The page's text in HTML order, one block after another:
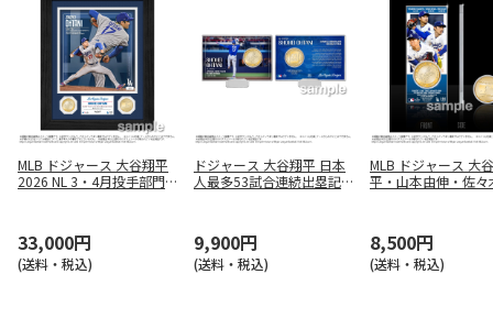
MLB ドジャース 大谷翔平
2026 NL 3・4月投手部門
33,000円
(送料・税込)
ドジャース 大谷翔平 日本
人最多53試合連続出塁記
9,900円
(送料・税込)
MLB ドジャース 大
平・山本由伸・佐々
8,500円
(送料・税込)